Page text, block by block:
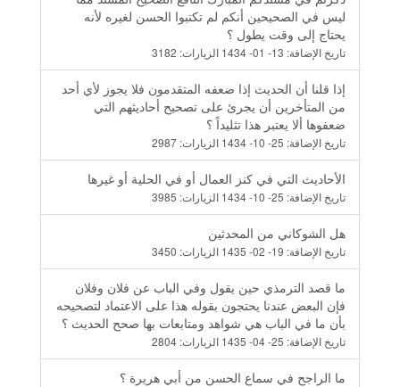
ليس في الصحيحين أنكم لم تكتبوا الحسن لغيره لأنه
يحتاج إلى وقت يطول ؟
تاريخ الإضافة: 13- 01- 1434 الزيارات: 3182
إذا قلنا أن الحديث إذا ضعفه المتقدمون فلا يجوز لأي أحد
من المتأخرين أن يجرئ على تصحيح أحاديثهم التي
ضعفوها ألا يعتبر هذا تثليداً ؟
تاريخ الإضافة: 25- 10- 1434 الزيارات: 2987
الأحاديث التي في كنز العمال أو في الحلية أو غيرها
تاريخ الإضافة: 25- 10- 1434 الزيارات: 3985
هل الشوكاني من المحدثين
تاريخ الإضافة: 19- 02- 1435 الزيارات: 3450
ما قصد الترمذي حين يقول وفي الباب عن فلان وفلان
فإن البعض عندنا يحتجون بقوله هذا على الاعتماد لتصحيحه
بأن ما في الباب هي شواهد ومتابعات بها صحح الحديث ؟
تاريخ الإضافة: 25- 04- 1435 الزيارات: 2804
ما الراجح في سماع الحسن من أبي هريرة ؟